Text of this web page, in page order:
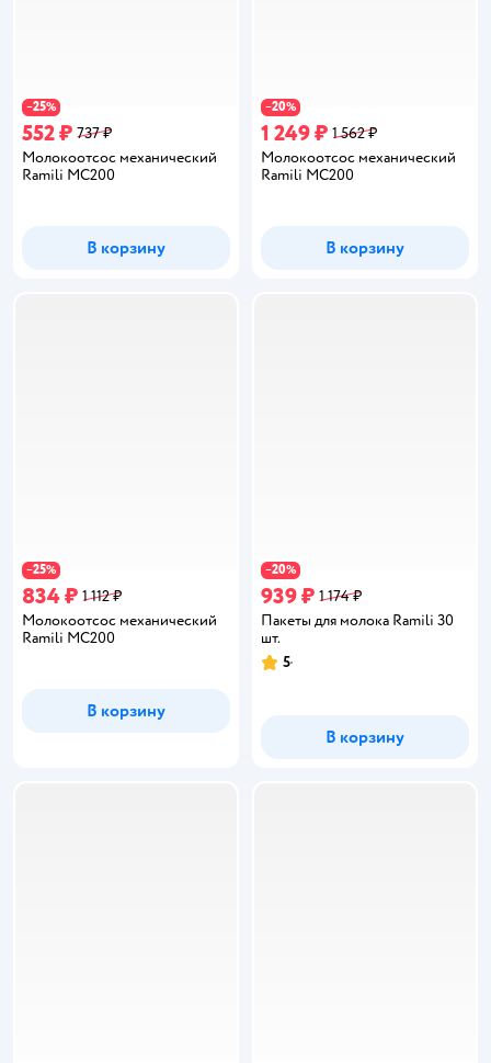
−25%
552 ₽ 737 ₽
Молокоотсос механический
Ramili MC200
В корзину
−20%
1 249 ₽ 1 562 ₽
Молокоотсос механический
Ramili MC200
В корзину
−25%
834 ₽ 1 112 ₽
Молокоотсос механический
Ramili MC200
В корзину
−20%
939 ₽ 1 174 ₽
Пакеты для молока Ramili 30
шт.
Рейтинг:
5
В корзину